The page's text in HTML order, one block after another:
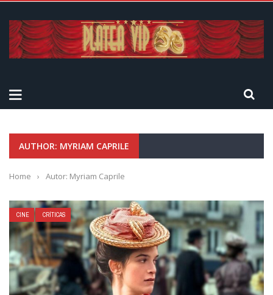
AUTHOR: MYRIAM CAPRILE
Home › Autor: Myriam Caprile
CINE CRÍTICAS